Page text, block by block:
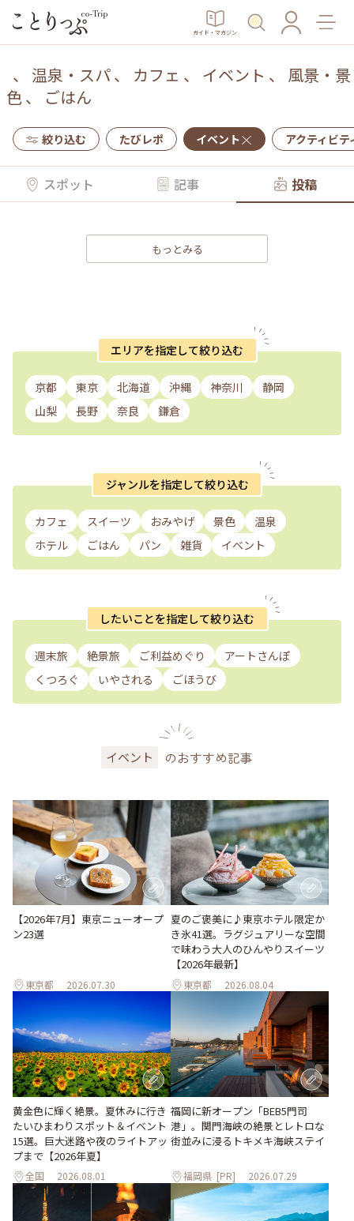
ガイド・マガジン
、 温泉・スパ、 カフェ 、 イベント 、 風景・景
色、 ごはん
絞り込む たびレポ イベント アクティビテ
スポット 記事 投稿
もっとみる
エリアを指定して絞り込む
京都 東京 北海道 沖縄 神奈川
静岡
山梨
長野 奈良 鎌倉
ジャンルを指定して絞り込む
カフェ スイーツ おみやげ 景色
温泉
ホテル
ごはん パン 雑貨 イベント
したいことを指定して絞り込む
週末旅 絶景旅 ご利益めぐり
アートさんぽ
くつろぐ
いやされる ごほうび
イベント のおすすめ記事
【2026年7月】東京ニューオープ
ン23選
東京都 2026.07.30
夏のご褒美に♪東京ホテル限定か
き氷41選。ラグジュアリーな空間
で味わう大人のひんやりスイーツ
【2026年最新】
東京都 2026.08.04
黄金色に輝く絶景。夏休みに行き
たいひまわりスポット＆イベント
15選。巨大迷路や夜のライトアッ
プまで【2026年夏】
全国 2026.08.01
福岡に新オープン「BEB5門司
港」。関門海峡の絶景とレトロな
街並みに浸るトキメキ海峡ステイ
福岡県 [PR] 2026.07.29